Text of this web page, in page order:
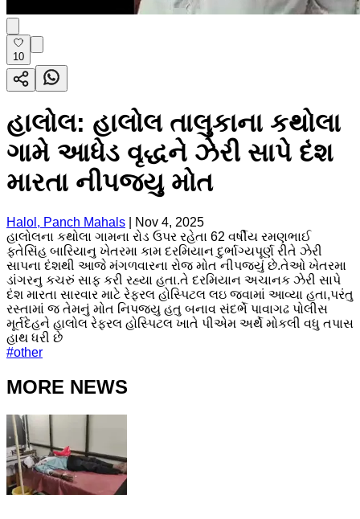
10
હાલોલ: હાલોલ તાલુકાના કથોલા
ગામે આધેડ વૃદ્ધને ઝેરી સાપે દંશ
મારતા નીપજ્યુ મોત
Halol, Panch Mahals
Nov 4, 2025
હાલોલના કથોલા ગામના રોડ ઉપર રહેતા 62 વર્ષીય રમણભાઈ
ફતેસિંહ બારિયાનુ ખેતરમા કામ દરમિયાન દુર્ભાગ્યપૂર્ણ રીતે ઝેરી
સાપના દંશથી આજે મંગળવારના રોજ મોત નીપજ્યું છે.તેઓ ખેતરમા
ડાંગરનુ કચરું સાફ કરી રહ્યા હતા.તે દરમિયાન અચાનક ઝેરી સાપે
દંશ મારતા સારવાર માટે રેફરલ હોસ્પિટલ લઇ જવામાં આવ્યા હતા,પરંતુ
રસ્તામાં જ તેમનું મોત નિપજ્યુ હતુ બનાવ સંદર્ભે પાવાગઢ પોલીસ
મૂર્તદેહને હાલોલ રેફરલ હોસ્પિટલ ખાતે પીએમ અર્થે મોકલી વધુ તપાસ
હાથ ધરી છે
#other
MORE NEWS